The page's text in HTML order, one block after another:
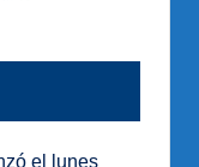
el lunes